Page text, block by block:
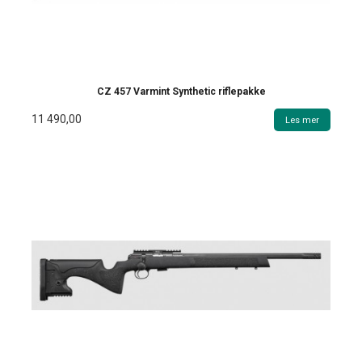
CZ 457 Varmint Synthetic riflepakke
11 490,00 Les mer